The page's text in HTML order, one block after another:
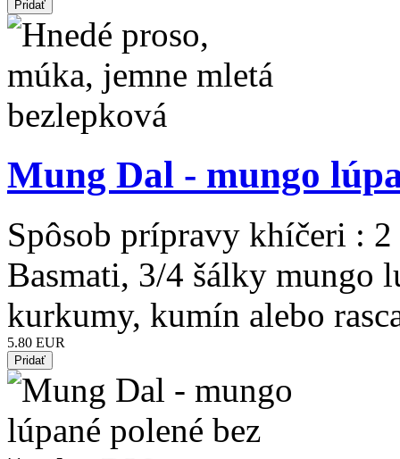
Mung Dal - mungo
Spôsob prípravy khíčeri :
Basmati, 3/4 šálky mungo
kurkumy, kumín alebo
5.80 EUR